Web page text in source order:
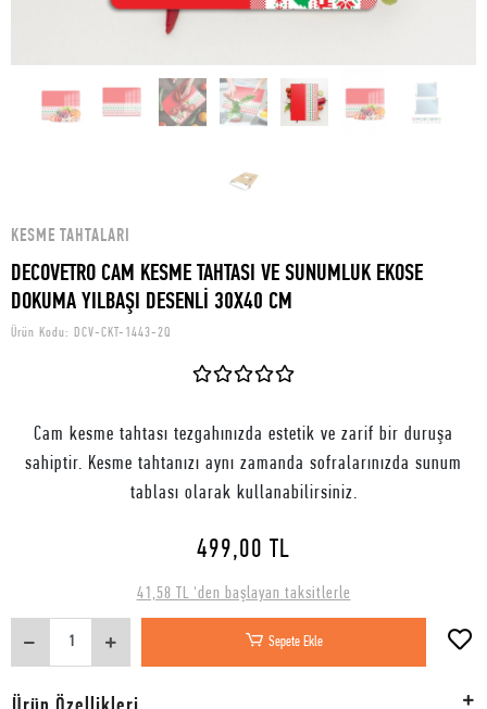
KESME TAHTALARI
DECOVETRO CAM KESME TAHTASI VE SUNUMLUK EKOSE
DOKUMA YILBAŞI DESENLİ 30X40 CM
Ürün Kodu: DCV-CKT-1443-2Q
Cam kesme tahtası tezgahınızda estetik ve zarif bir duruşa
sahiptir. Kesme tahtanızı aynı zamanda sofralarınızda sunum
tablası olarak kullanabilirsiniz.
499,00 TL
41,58 TL 'den başlayan taksitlerle
Sepete Ekle